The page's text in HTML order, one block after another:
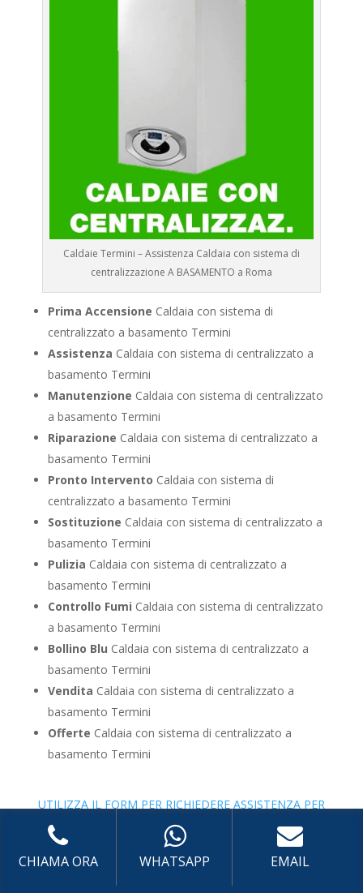
Caldaie Termini – Assistenza Caldaia con sistema di
centralizzazione A BASAMENTO a Roma
Prima Accensione Caldaia con sistema di
centralizzato a basamento Termini
Assistenza Caldaia con sistema di centralizzato a
basamento Termini
Manutenzione Caldaia con sistema di centralizzato
a basamento Termini
Riparazione Caldaia con sistema di centralizzato a
basamento Termini
Pronto Intervento Caldaia con sistema di
centralizzato a basamento Termini
Sostituzione Caldaia con sistema di centralizzato a
basamento Termini
Pulizia Caldaia con sistema di centralizzato a
basamento Termini
Controllo Fumi Caldaia con sistema di centralizzato
a basamento Termini
Bollino Blu Caldaia con sistema di centralizzato a
basamento Termini
Vendita Caldaia con sistema di centralizzato a
basamento Termini
Offerte Caldaia con sistema di centralizzato a
basamento Termini
UTILIZZA IL FORM PER RICHIEDERE ASSISTENZA PER
LA TUA CALDAIA
Assistenza Pompa di Calore
CHIAMA ORA WHATSAPP EMAIL